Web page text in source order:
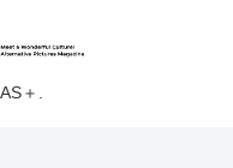
＋.